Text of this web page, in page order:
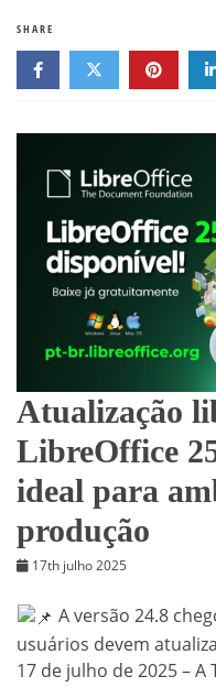
SHARE
Atualização
LibreOffice
ideal para
produção
17th julho 2025
A versão 24.8
usuários devem
17 de julho de 2025 –